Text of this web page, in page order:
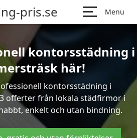
pris.se Menu
kontorsstädning i
här!
kontorsstädning i
offerter från lokala städfirmor i
enkelt och utan bindning.